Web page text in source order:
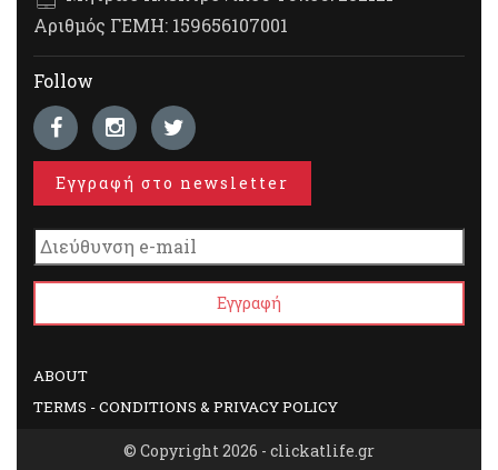
Αριθμός ΓΕΜΗ: 159656107001
Follow
Εγγραφή στο newsletter
ABOUT
TERMS - CONDITIONS & PRIVACY POLICY
© Copyright 2026 - clickatlife.gr